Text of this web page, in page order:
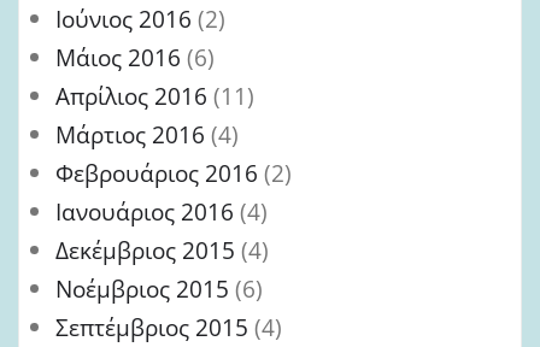
Ιούνιος 2016 (2)
Μάιος 2016 (6)
Απρίλιος 2016 (11)
Μάρτιος 2016 (4)
Φεβρουάριος 2016 (2)
Ιανουάριος 2016 (4)
Δεκέμβριος 2015 (4)
Νοέμβριος 2015 (6)
Σεπτέμβριος 2015 (4)